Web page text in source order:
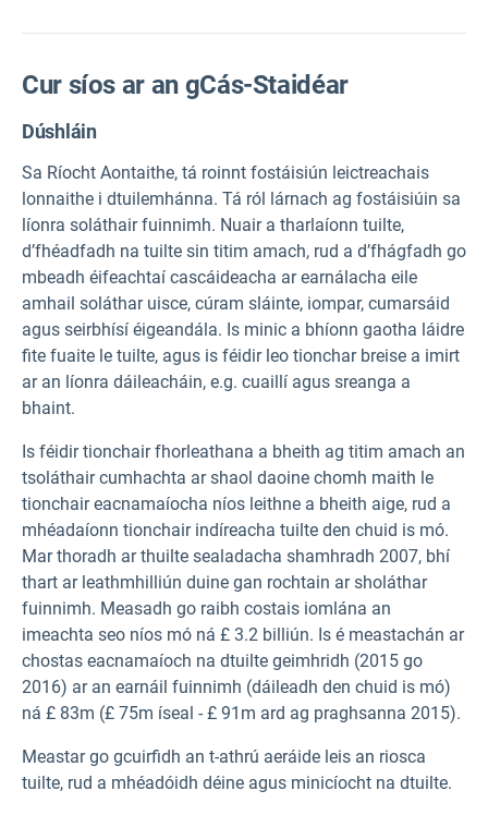
Cur síos ar an gCás-Staidéar
Dúshláin
Sa Ríocht Aontaithe, tá roinnt fostáisiún leictreachais
lonnaithe i dtuilemhánna. Tá ról lárnach ag fostáisiúin sa
líonra soláthair fuinnimh. Nuair a tharlaíonn tuilte,
d’fhéadfadh na tuilte sin titim amach, rud a d’fhágfadh go
mbeadh éifeachtaí cascáideacha ar earnálacha eile
amhail soláthar uisce, cúram sláinte, iompar, cumarsáid
agus seirbhísí éigeandála. Is minic a bhíonn gaotha láidre
fite fuaite le tuilte, agus is féidir leo tionchar breise a imirt
ar an líonra dáileacháin, e.g. cuaillí agus sreanga a
bhaint.
Is féidir tionchair fhorleathana a bheith ag titim amach an
tsoláthair cumhachta ar shaol daoine chomh maith le
tionchair eacnamaíocha níos leithne a bheith aige, rud a
mhéadaíonn tionchair indíreacha tuilte den chuid is mó.
Mar thoradh ar thuilte sealadacha shamhradh 2007, bhí
thart ar leathmhilliún duine gan rochtain ar sholáthar
fuinnimh. Measadh go raibh costais iomlána an
imeachta seo níos mó ná £ 3.2 billiún. Is é meastachán ar
chostas eacnamaíoch na dtuilte geimhridh (2015 go
2016) ar an earnáil fuinnimh (dáileadh den chuid is mó)
ná £ 83m (£ 75m íseal - £ 91m ard ag praghsanna 2015).
Meastar go gcuirfidh an t-athrú aeráide leis an riosca
tuilte, rud a mhéadóidh déine agus minicíocht na dtuilte.